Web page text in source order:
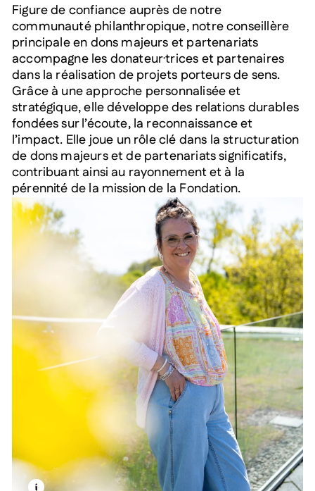
Figure de confiance auprès de notre
communauté philanthropique, notre conseillère
principale en dons majeurs et partenariats
accompagne les donateur·trices et partenaires
dans la réalisation de projets porteurs de sens.
Grâce à une approche personnalisée et
stratégique, elle développe des relations durables
fondées sur l’écoute, la reconnaissance et
l’impact. Elle joue un rôle clé dans la structuration
de dons majeurs et de partenariats significatifs,
contribuant ainsi au rayonnement et à la
pérennité de la mission de la Fondation.
EN SAVOIR PLUS SUR CETTE IMAGE
OUVRIR LA MODALE